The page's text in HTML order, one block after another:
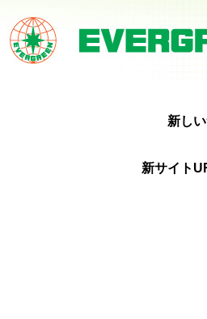
新し
新サイト